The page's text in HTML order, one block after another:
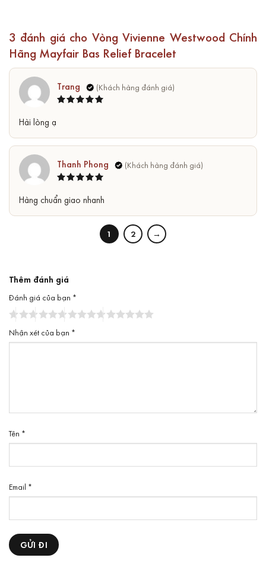
3 đánh giá cho Vòng Vivienne Westwood Chính
Hãng Mayfair Bas Relief Bracelet
Trang
Hài lòng ạ
hạng 55
sao
Thanh Phong
Hàng chuẩn giao nhanh
1 2 →
Thêm đánh giá
Đánh giá của bạn *
Nhận xét của bạn *
Tên *
Email *